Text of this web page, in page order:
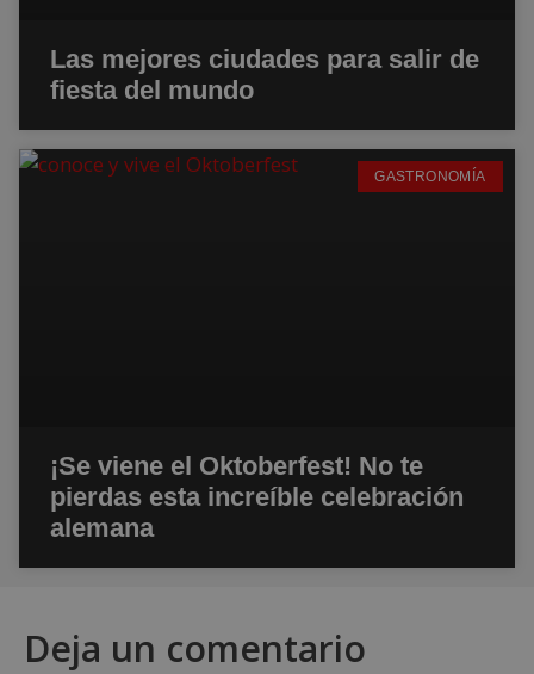
Las mejores ciudades para salir de
fiesta del mundo
GASTRONOMÍA
¡Se viene el Oktoberfest! No te
pierdas esta increíble celebración
alemana
Deja un comentario